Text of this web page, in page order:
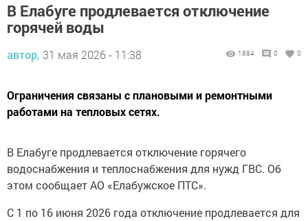
В Елабуге продлевается отключение
горячей воды
автор, 31 мая 2026 - 11:38 1884 0 0
Ограничения связаны с плановыми и ремонтными
работами на тепловых сетях.
В Елабуге продлевается отключение горячего
водоснабжения и теплоснабжения для нужд ГВС. Об
этом сообщает АО «Елабужское ПТС».
С 1 по 16 июня 2026 года отключение продлевается для